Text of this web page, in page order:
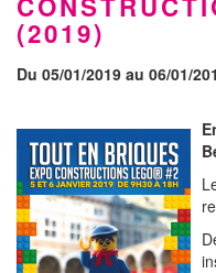
(2019)
Du 05/01/2019 au 06/01/